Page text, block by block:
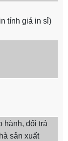
tính giá in sỉ)
hành, đổi trả
sản xuất